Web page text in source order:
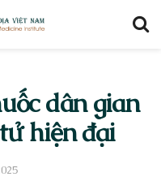
dân gian
hiện đại